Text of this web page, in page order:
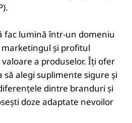
fac lumină într-un domeniu
și profitul
a produselor. Îți ofer
să alegi suplimente sigure și
dintre branduri și
doze adaptate nevoilor